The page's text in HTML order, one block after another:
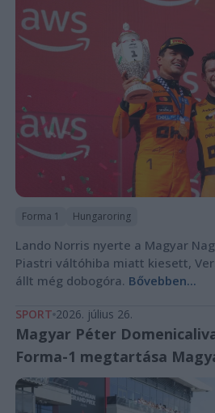
Forma 1 Hungaroring
Lando Norris nyerte a Magyar
Piastri váltóhiba miatt kiesett,
állt még dobogóra. Bővebben...
SPORT 2026. július 26.
Magyar Péter
Forma-1 megtartása